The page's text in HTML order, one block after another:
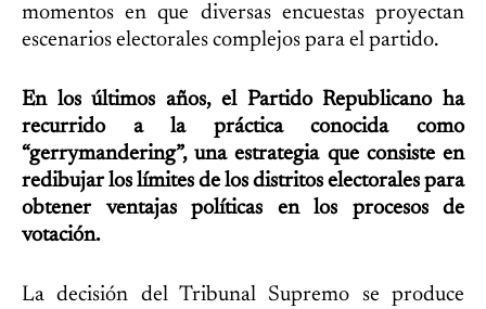
momentos en que diversas encuestas proyectan
escenarios electorales complejos para el partido.
En los últimos años, el Partido Republicano ha
recurrido a la práctica conocida como
“gerrymandering”, una estrategia que consiste en
redibujar los límites de los distritos electorales para
obtener ventajas políticas en los procesos de
votación.
La decisión del Tribunal Supremo se produce